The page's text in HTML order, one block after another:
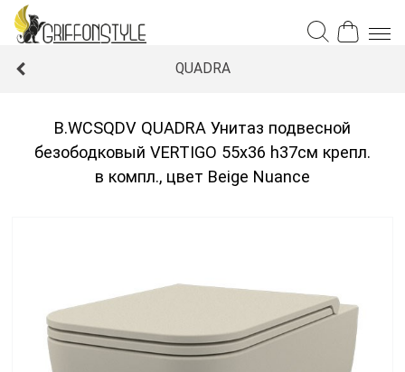
QUADRA
B.WCSQDV QUADRA Унитаз подвесной
безободковый VERTIGO 55x36 h37см крепл.
в компл., цвет Beige Nuance